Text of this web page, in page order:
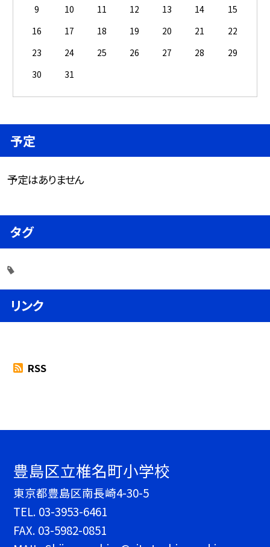
9
10 11 12 13 14
15
16
17 18 19 20 21
22
23
24 25 26 27 28
29
30
31
予定
予定はありません
タグ
リンク
RSS
豊島区立椎名町小学校
東京都豊島区南長崎4-30-5
TEL. 03-3953-6461
FAX. 03-5982-0851